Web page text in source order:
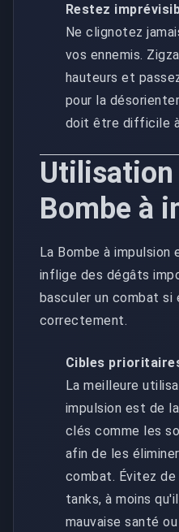
Restez
Ne clignotez
vos ennemis.
hauteurs et
pour la
doit être difficile
Bombe à
La Bombe à impulsion
inflige des dégâts
basculer un combat
correctement.
Cibles
La meilleure
impulsion est de
clés comme les
afin de les
combat. Évitez
tanks, à moins
mauvaise santé